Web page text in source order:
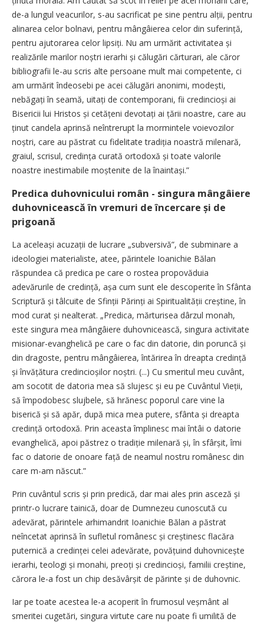
de-a lungul veacurilor, s-au sacrificat pe sine pentru alții, pentru
alinarea celor bolnavi, pentru mângâierea celor din suferință,
pentru ajutorarea celor lipsiți. Nu am urmărit activitatea și
realizările marilor noștri ierarhi și călugări cărturari, ale căror
bibliografii le-au scris alte persoane mult mai competente, ci
am urmărit îndeosebi pe acei călugări anonimi, modești,
nebăgați în seamă, uitați de contemporani, fii credincioși ai
Bisericii lui Hristos și cetățeni devotați ai țării noastre, care au
ținut candela aprinsă neîntrerupt la mormintele voievozilor
noștri, care au păstrat cu fidelitate tradiția noastră milenară,
graiul, scrisul, cre­dința curată ortodoxă și toate valorile
noastre inestimabile moște­nite de la înaintași.”
Predica duhovnicului român - singura mângâiere
duhovnicească în vremuri de încercare și de
prigoană
La aceleași acuzații de lucrare „subversivă”, de subminare a
ideologiei materialiste, atee, părintele Ioanichie Bălan
răspundea că predica pe care o rostea propovăduia
adevărurile de credință, așa cum sunt ele descoperite în Sfânta
Scriptură și tâlcuite de Sfinții Părinți ai Spiritualității creștine, în
mod curat și nealterat. „Predica, mărturisea dârzul monah,
este singura mea mângâiere duhovnicească, singura activitate
misionar-evanghelică pe care o fac din datorie, din poruncă și
din dragoste, pentru mângâierea, întărirea în dreapta credință
și învă­țătura credincioșilor noștri. (...) Cu smeritul meu cuvânt,
am socotit de datoria mea să slujesc și eu pe Cuvântul Vieții,
să împodobesc slujbele, să hrănesc poporul care vine la
biserică și să apăr, după mica mea putere, sfânta și dreapta
credință ortodoxă. Prin aceasta împlinesc mai întâi o datorie
evanghelică, apoi păstrez o tradiție milenară și, în sfârșit, îmi
fac o datorie de onoare față de nea­mul nostru românesc din
care m-am născut.”
Prin cuvântul scris și prin predică, dar mai ales prin asceză și
printr-o lucrare tainică, doar de Dumnezeu cunoscută cu
adevărat, părintele arhimandrit Ioanichie Bălan a păstrat
neîncetat aprinsă în sufletul românesc și creștinesc flacăra
puternică a credinței celei adevărate, povă­țuind duhovnicește
ierarhi, teologi și monahi, preoți și credin­cioși, familii creștine,
cărora le-a fost un chip desăvârșit de părinte și de duhovnic.
Iar pe toate acestea le-a acoperit în frumosul veșmânt al
smeritei cugetări, singura virtute care nu poate fi umilită de